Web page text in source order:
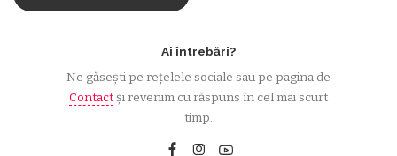
Ai întrebări?
Ne găsești pe rețelele sociale sau pe pagina de
Contactși revenim cu răspuns în cel mai scurt
timp.